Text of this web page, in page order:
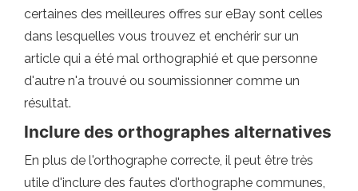
certaines des meilleures offres sur eBay sont celles
dans lesquelles vous trouvez et enchérir sur un
article qui a été mal orthographié et que personne
d'autre n'a trouvé ou soumissionner comme un
résultat.
Inclure des orthographes alternatives
En plus de l'orthographe correcte, il peut être très
utile d'inclure des fautes d'orthographe communes,